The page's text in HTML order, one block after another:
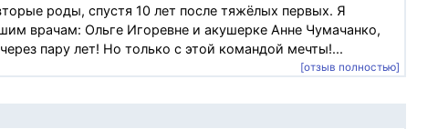
роды, спустя 10 лет после тяжёлых первых. Я
врачам: Ольге Игоревне и акушерке Анне Чумачанко,
пару лет! Но только с этой командой мечты!...
[отзыв полностью]